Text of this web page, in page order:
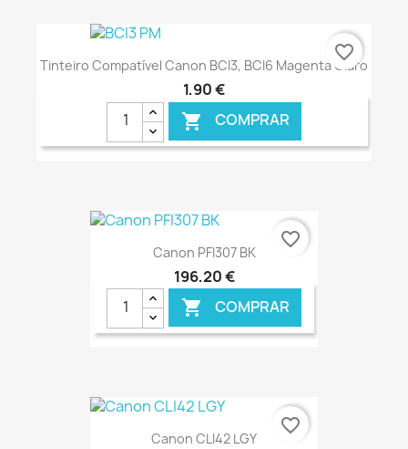
Tinteiro Compatível Canon BCI3, BCI6 Magenta Claro
1,90 €
 COMPRAR
€ ONLINE
favorite_border
Canon PFI307 BK
196,20 €
 COMPRAR
€ ONLINE
favorite_border
Canon CLI42 LGY
favorite_border